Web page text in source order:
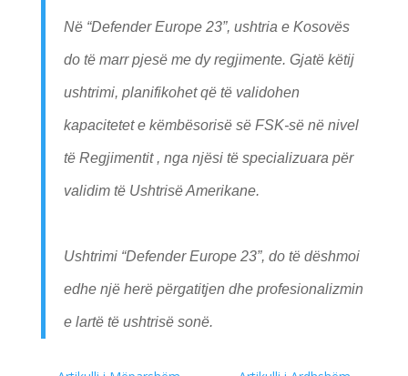
Në “Defender Europe 23”, ushtria e Kosovës
do të marr pjesë me dy regjimente. Gjatë këtij
ushtrimi, planifikohet që të validohen
kapacitetet e këmbësorisë së FSK-së në nivel
të Regjimentit , nga njësi të specializuara për
validim të Ushtrisë Amerikane.
Ushtrimi “Defender Europe 23”, do të dëshmoi
edhe një herë përgatitjen dhe profesionalizmin
e lartë të ushtrisë sonë.